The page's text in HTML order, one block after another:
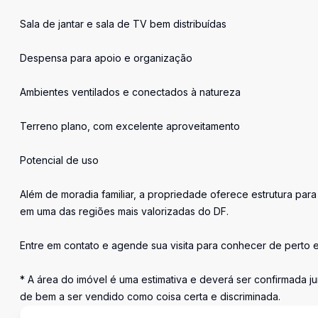
Sala de jantar e sala de TV bem distribuídas
Despensa para apoio e organização
Ambientes ventilados e conectados à natureza
Terreno plano, com excelente aproveitamento
Potencial de uso
Além de moradia familiar, a propriedade oferece estrutura
em uma das regiões mais valorizadas do DF.
Entre em contato e agende sua visita para conhecer de perto
* A área do imóvel é uma estimativa e deverá ser confirmada
de bem a ser vendido como coisa certa e discriminada.